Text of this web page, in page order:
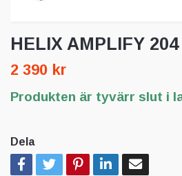
HELIX AMPLIFY
2 390 kr
Produkten är tyvärr slut i
Dela